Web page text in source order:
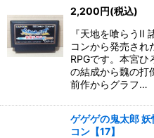
2,200円(税込)
『天地を喰らうII
コンから発売され
RPGです。本宮
の結成から魏の打
前作からグラフ…
ゲゲゲの鬼太郎
コン【17】